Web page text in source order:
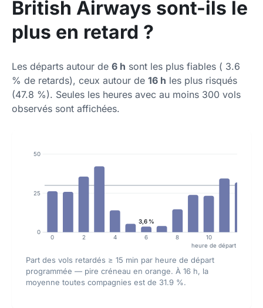
British Airways sont-ils le
plus en retard ?
Les départs autour de 6 h sont les plus fiables ( 3.6
% de retards), ceux autour de 16 h les plus risqués
(47.8 %). Seules les heures avec au moins 300 vols
observés sont affichées.
0
25
50
0 2 4
3,6 %
6 8 10
heure de départ
Part des vols retardés ≥ 15 min par heure de départ
programmée — pire créneau en orange. À 16 h, la
moyenne toutes compagnies est de 31.9 %.